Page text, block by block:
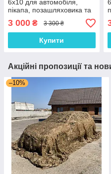
6х10 для автомобіля,
пікапа, позашляховика та
техніки. Колір "Мультикам
№2"
3 000 ₴ 3 300 ₴
Купити
Акційні пропозиції та
–10%